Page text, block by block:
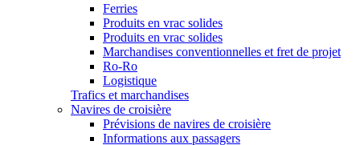
Ferries
Produits en vrac solides
Produits en vrac solides
Marchandises conventionnelles et fret de projet
Ro-Ro
Logistique
Trafics et marchandises
Navires de croisière
Prévisions de navires de croisière
Informations aux passagers